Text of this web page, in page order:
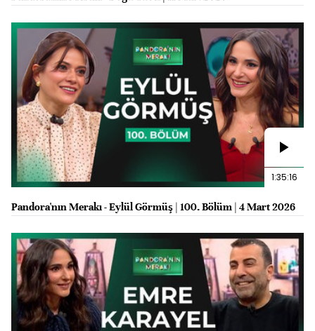
1:35:16
Pandora'nın Merakı - Eylül Görmüş | 100. Bölüm | 4 Mart 2026